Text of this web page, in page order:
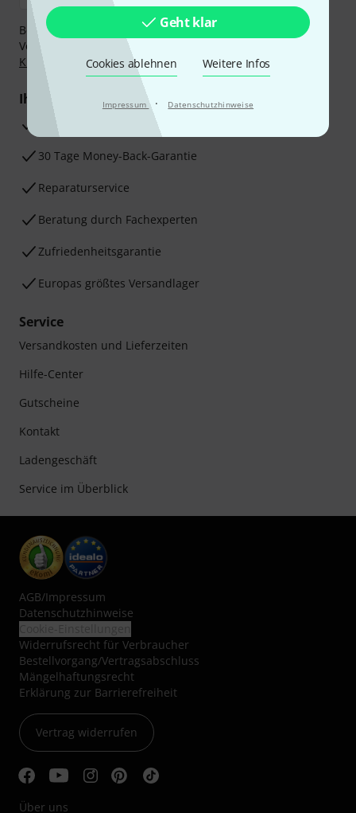
Geht klar
Cookies ablehnen Weitere Infos
Impressum · Datenschutzhinweise
Bezahlen Sie vertraulich und sicher per Nachnahme,
Vorkasse, PayPal, Amazon Pay,
Klarna Ratenzahlungoder Kreditkarte.
Ihre Vorteile
3 Jahre Thomann Garantie
30 Tage Money-Back-Garantie
Reparaturservice
Beratung durch Fachexperten
Zufriedenheitsgarantie
Europas größtes Versandlager
Service
Versandkosten und Lieferzeiten
Hilfe-Center
Gutscheine
Kontakt
Ladengeschäft
Service im Überblick
AGB/Impressum
Datenschutzhinweise
Widerrufsrecht für Verbraucher
Bestellvorgang/Vertragsabschluss
Mängelhaftungsrecht
Erklärung zur Barrierefreiheit
Vertrag widerrufen
Über uns